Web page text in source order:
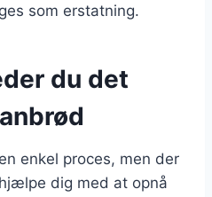
som erstatning.
du det
enkel proces, men der
dig med at opnå